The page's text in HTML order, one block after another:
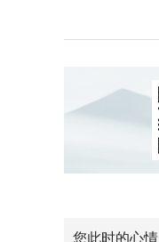
您此时的心情